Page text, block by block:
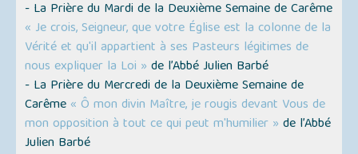
- La Prière du Mardi de la Deuxième Semaine de Carême
« Je crois, Seigneur, que votre Église est la colonne de la
Vérité et qu'il appartient à ses Pasteurs légitimes de
nous expliquer la Loi » de l’Abbé Julien Barbé
- La Prière du Mercredi de la Deuxième Semaine de
Carême « Ô mon divin Maître, je rougis devant Vous de
mon opposition à tout ce qui peut m'humilier » de l’Abbé
Julien Barbé